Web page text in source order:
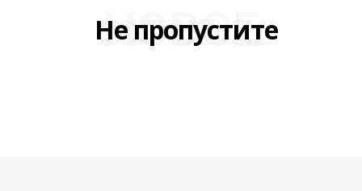
Не пропустите
НОВОЕ